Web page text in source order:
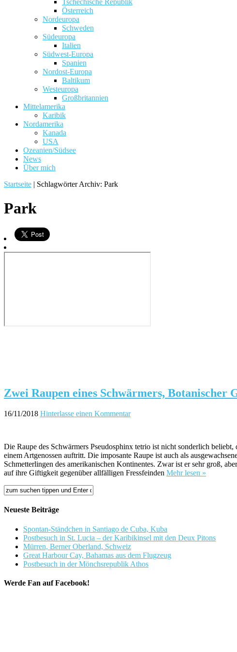
Tschechische Republik
Österreich
Nordeuropa
Schweden
Südeuropa
Italien
Südwest-Europa
Spanien
Nordost-Europa
Baltikum
Westeuropa
Großbritannien
Mittelamerika
Karibik
Nordamerika
Kanada
USA
Ozeanien/Südsee
News
Über mich
Startseite | Schlagwörter Archiv: Park
Park
Zwei Raupen eines Schwärmers, Botanischer
16/11/2018 Hinterlasse einen Kommentar
Die Raupe des Schwärmers Pseudosphinx tetrio ist nicht sonderlich
einem Artgenossen auftritt. Die imposante Raupe ist auch als
Schmetterlingen des amerikanischen Kontinentes. Zwar ist er sehr groß,
auf ihre Giftigkeit gegenüber allfälligen Fressfeinden Mehr lesen »
Neueste Beiträge
Spontan-Ständchen in Santiago de Cuba, Kuba
Postbesuch in St. Lucia – der Karibikinsel mit den Deux Pitons
Mürren, Berner Oberland, Schweiz
Great Harbour Cay, Bahamas aus dem Flugzeug
Postbesuch in der Mönchsrepublik Athos
Werde Fan auf Facebook!